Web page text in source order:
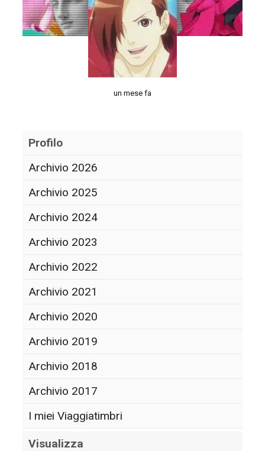
un mese fa
Profilo
Archivio 2026
Archivio 2025
Archivio 2024
Archivio 2023
Archivio 2022
Archivio 2021
Archivio 2020
Archivio 2019
Archivio 2018
Archivio 2017
I miei Viaggiatimbri
Visualizza